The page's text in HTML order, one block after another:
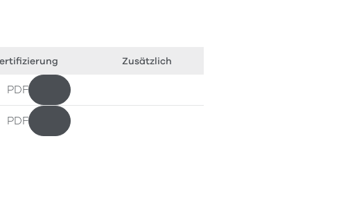
Zusätzlich
PDF Herunterladen
PDF Herunterladen